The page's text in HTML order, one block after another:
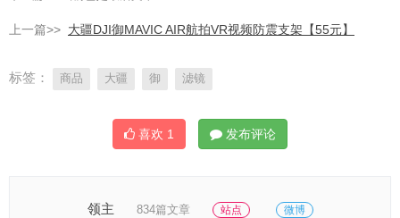
上一篇>> 大疆DJI御MAVIC AIR航拍VR视频防震支架【55元】
标签： 商品 大疆 御 滤镜
喜欢 1 发布评论
领主 834篇文章 站点 微博